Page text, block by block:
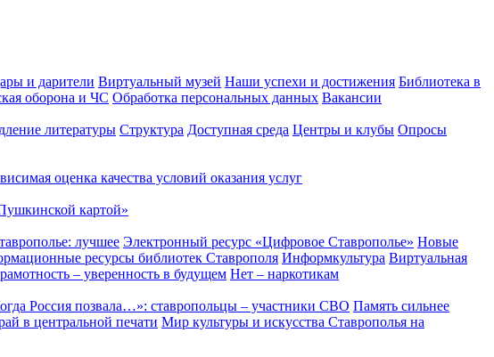
и дарители Виртуальный музей Наши успехи и достижения Библиотека в
оборона и ЧС Обработка персональных данных Вакансии
литературы Структура Доступная среда Центры и клубы Опросы
оценка качества условий оказания услуг
картой»
лучшее Электронный ресурс «Цифровое Ставрополье» Новые
ресурсы библиотек Ставрополя Информкультура Виртуальная
– уверенность в будущем Нет – наркотикам
Россия позвала…»: ставропольцы – участники СВО Память сильнее
в центральной печати Мир культуры и искусства Ставрополья на